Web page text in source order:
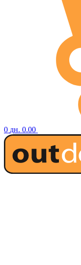
0 дн. 0.00